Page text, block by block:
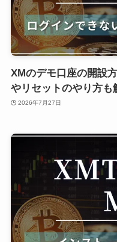
XMのデモ口座の開設
やリセットのやり方も
2026年7月27日